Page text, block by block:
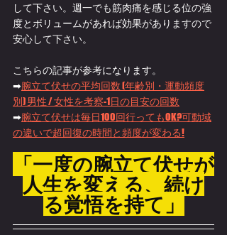
して下さい。週一でも筋肉痛を感じる位の強
度とボリュームがあれば効果がありますので
安心して下さい。
こちらの記事が参考になります。
➡腕立て伏せの平均回数 (年齢別・運動頻度
別) 男性 / 女性を考察-1日の目安の回数
➡腕立て伏せは毎日100回行ってもOK?可動域
の違いで超回復の時間と頻度が変わる!
「一度の腕立て伏せが
人生を変える、続け
る覚悟を持て」